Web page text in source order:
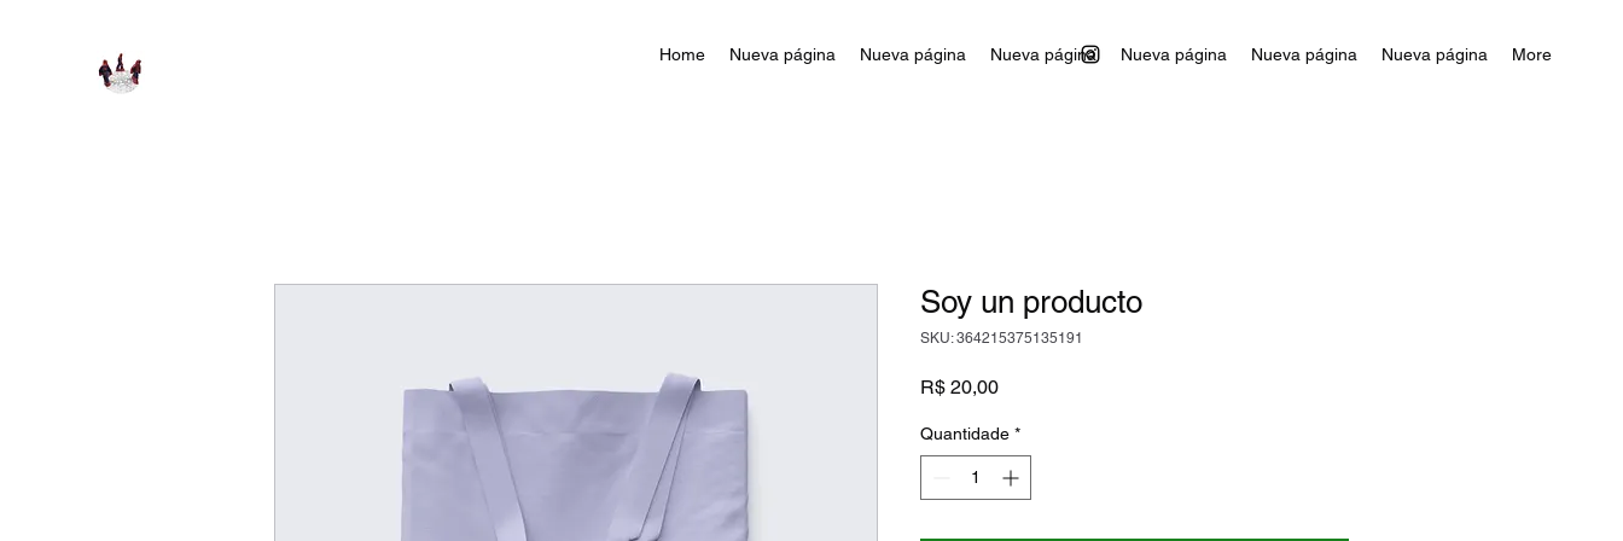
Home Nueva página Nueva página Nueva página Nueva página Nueva página Nueva página More
Soy un producto
SKU: 364215375135191
R$ 20,00Preço
Quantidade *